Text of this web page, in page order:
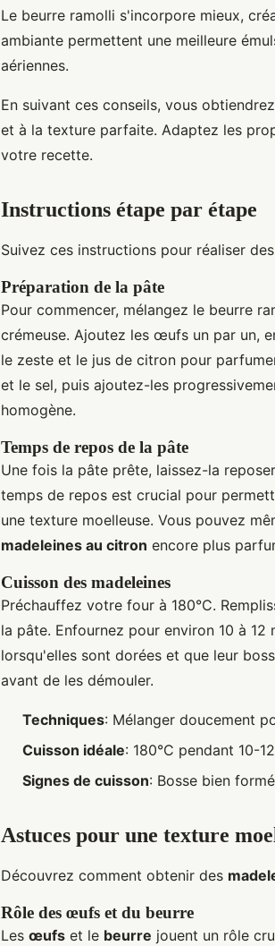
Le beurre ramolli s'incorpore mieux,
ambiante permettent une meilleure
aériennes.
En suivant ces conseils, vous
et à la texture parfaite. Adaptez les
votre recette.
Instructions étape par étape
Suivez ces instructions pour réaliser des
Préparation de la pâte
Pour commencer, mélangez le beurre
crémeuse. Ajoutez les œufs un par un,
le zeste et le jus de citron pour
et le sel, puis ajoutez-les
homogène.
Temps de repos de la pâte
Une fois la pâte prête, laissez-la
temps de repos est crucial pour
une texture moelleuse. Vous pouvez
madeleines au citron encore plus
Cuisson des madeleines
Préchauffez votre four à 180°C.
la pâte. Enfournez pour environ 10 à 12
lorsqu'elles sont dorées et que leur
avant de les démouler.
Techniques: Mélanger doucement
Cuisson idéale: 180°C pendant 10-
Signes de cuisson: Bosse bien
Astuces pour une texture
Découvrez comment obtenir des
Rôle des œufs et du beurre
Les œufs et le beurre jouent un rôle